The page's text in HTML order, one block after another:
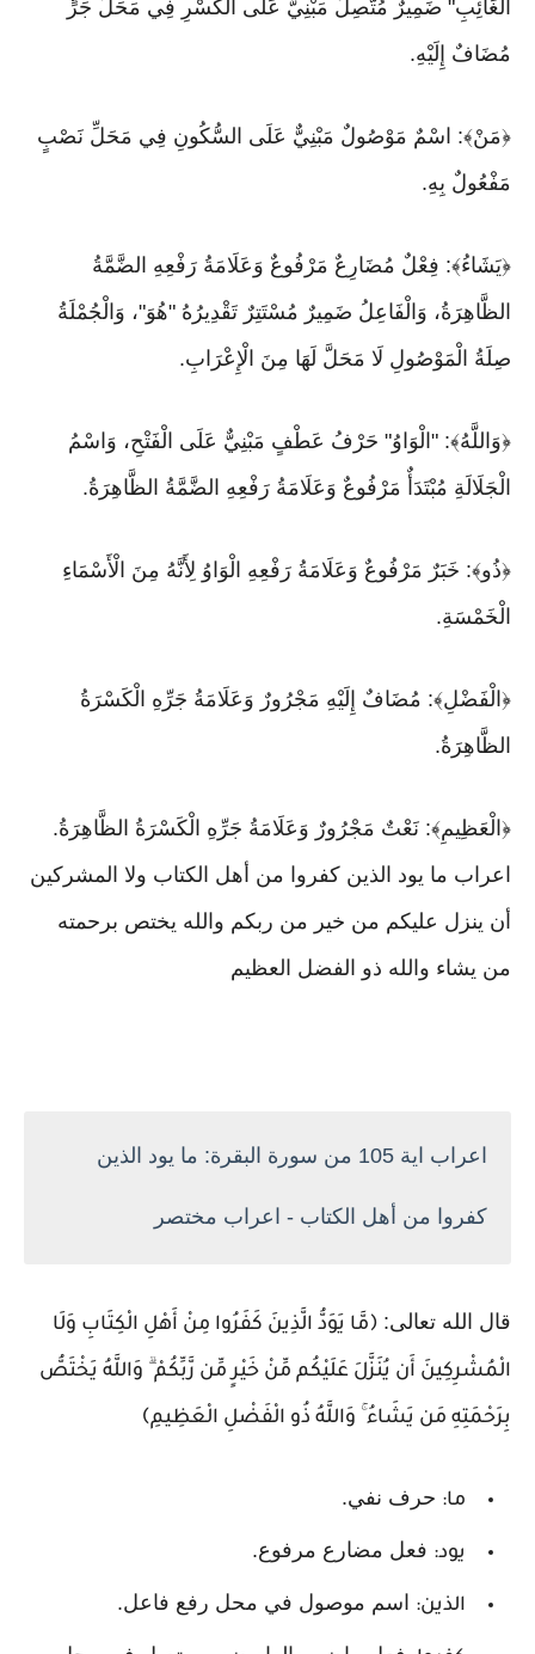
الْغَائِبِ" ضَمِيرٌ مُتَّصِلٌ مَبْنِيٌّ عَلَى الْكَسْرِ فِي مَحَلِّ جَرٍّ
مُضَافٌ إِلَيْهِ.
﴿مَنْ﴾: اسْمٌ مَوْصُولٌ مَبْنِيٌّ عَلَى السُّكُونِ فِي مَحَلِّ نَصْبٍ
مَفْعُولٌ بِهِ.
﴿يَشَاءُ﴾: فِعْلٌ مُضَارِعٌ مَرْفُوعٌ وَعَلَامَةُ رَفْعِهِ الضَّمَّةُ
الظَّاهِرَةُ، وَالْفَاعِلُ ضَمِيرٌ مُسْتَتِرٌ تَقْدِيرُهُ "هُوَ"، وَالْجُمْلَةُ
صِلَةُ الْمَوْصُولِ لَا مَحَلَّ لَهَا مِنَ الْإِعْرَابِ.
﴿وَاللَّهُ﴾: "الْوَاوُ" حَرْفُ عَطْفٍ مَبْنِيٌّ عَلَى الْفَتْحِ، وَاسْمُ
الْجَلَالَةِ مُبْتَدَأٌ مَرْفُوعٌ وَعَلَامَةُ رَفْعِهِ الضَّمَّةُ الظَّاهِرَةُ.
﴿ذُو﴾: خَبَرٌ مَرْفُوعٌ وَعَلَامَةُ رَفْعِهِ الْوَاوُ لِأَنَّهُ مِنَ الْأَسْمَاءِ
الْخَمْسَةِ.
﴿الْفَضْلِ﴾: مُضَافٌ إِلَيْهِ مَجْرُورٌ وَعَلَامَةُ جَرِّهِ الْكَسْرَةُ
الظَّاهِرَةُ.
﴿الْعَظِيمِ﴾: نَعْتٌ مَجْرُورٌ وَعَلَامَةُ جَرِّهِ الْكَسْرَةُ الظَّاهِرَةُ.
اعراب ما يود الذين كفروا من أهل الكتاب ولا المشركين
أن ينزل عليكم من خير من ربكم والله يختص برحمته
من يشاء والله ذو الفضل العظيم
اعراب اية 105 من سورة البقرة: ما يود الذين
كفروا من أهل الكتاب - اعراب مختصر
قال الله تعالى: ﴿مَّا يَوَدُّ الَّذِينَ كَفَرُوا مِنْ أَهْلِ الْكِتَابِ وَلَا
الْمُشْرِكِينَ أَن يُنَزَّلَ عَلَيْكُم مِّنْ خَيْرٍ مِّن رَّبِّكُمْ ۗ وَاللَّهُ يَخْتَصُّ
بِرَحْمَتِهِ مَن يَشَاءُ ۚ وَاللَّهُ ذُو الْفَضْلِ الْعَظِيمِ﴾
ما: حرف نفي.
يود: فعل مضارع مرفوع.
الذين: اسم موصول في محل رفع فاعل.